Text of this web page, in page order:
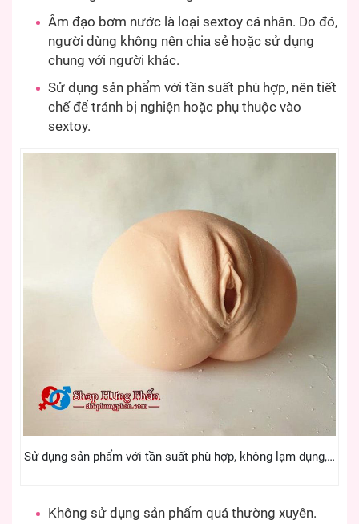
Âm đạo bơm nước là loại sextoy cá nhân. Do đó,
người dùng không nên chia sẻ hoặc sử dụng
chung với người khác.
Sử dụng sản phẩm với tần suất phù hợp, nên tiết
chế để tránh bị nghiện hoặc phụ thuộc vào
sextoy.
Sử dụng sản phẩm với tần suất phù hợp, không lạm dụng,…
Không sử dụng sản phẩm quá thường xuyên.